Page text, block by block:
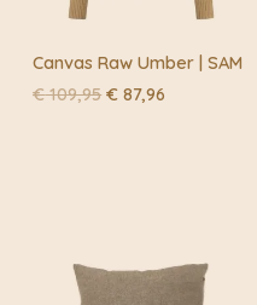
Canvas Raw Umber | SAM
€109,95 Oorspronkelijke
€ 87,96